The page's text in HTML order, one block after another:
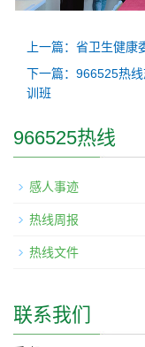
上一篇：省卫生健
下一篇：966525热
训班
966525热线
感人事迹
热线周报
热线文件
联系我们